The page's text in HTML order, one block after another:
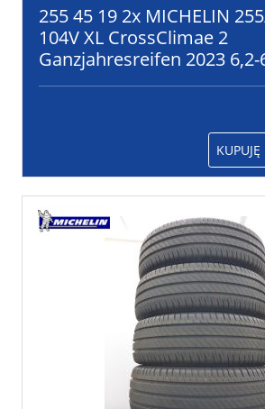
255 45 19 2x MICHELIN
104V XL CrossClimae 2
Ganzjahresreifen 2023
KUPUJĘ